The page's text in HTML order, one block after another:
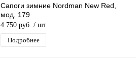
Сапоги зимние Nordman New Red,
мод. 179
4 750 руб. / шт
Подробнее